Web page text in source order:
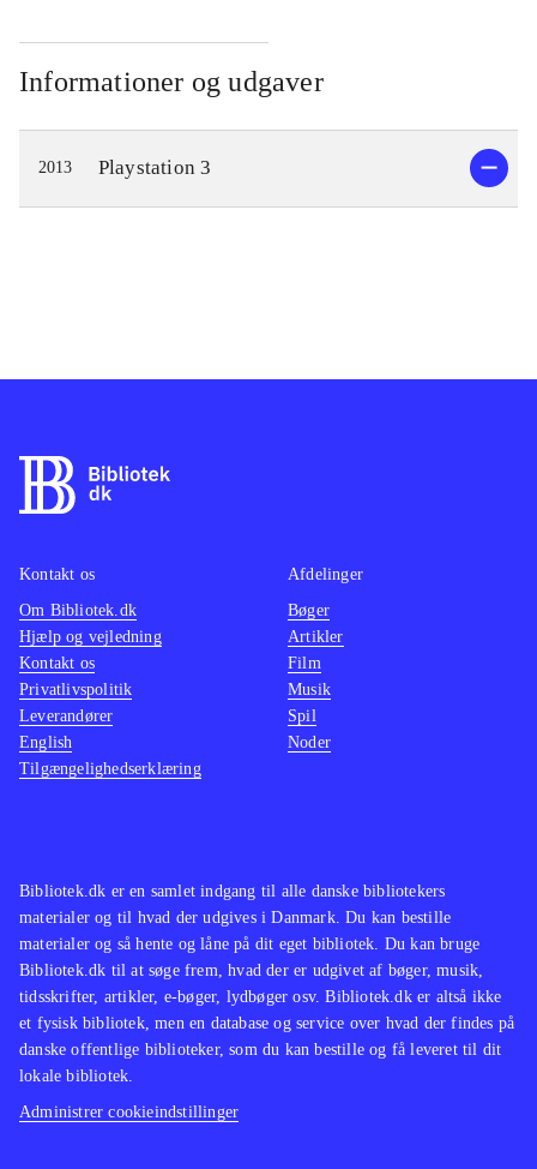
Informationer og udgaver
2013 Playstation 3
Bibliotek.dk er en samlet indgang til alle danske bibliotekers
materialer og til hvad der udgives i Danmark. Du kan bestille
materialer og så hente og låne på dit eget bibliotek. Du kan bruge
Bibliotek.dk til at søge frem, hvad der er udgivet af bøger, musik,
tidsskrifter, artikler, e-bøger, lydbøger osv. Bibliotek.dk er altså ikke
et fysisk bibliotek, men en database og service over hvad der findes på
danske offentlige biblioteker, som du kan bestille og få leveret til dit
lokale bibliotek.
Administrer cookieindstillinger
Kontakt os
Om Bibliotek.dk
Hjælp og vejledning
Kontakt os
Privatlivspolitik
Leverandører
English
Tilgængelighedserklæring
Afdelinger
Bøger
Artikler
Film
Musik
Spil
Noder